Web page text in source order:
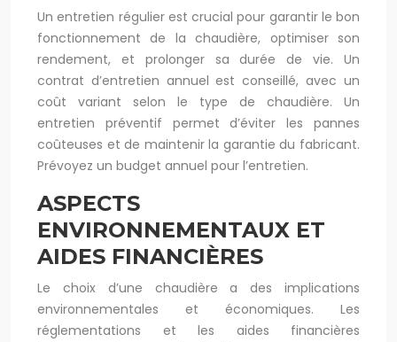
Un entretien régulier est crucial pour garantir le bon
fonctionnement de la chaudière, optimiser son
rendement, et prolonger sa durée de vie. Un
contrat d’entretien annuel est conseillé, avec un
coût variant selon le type de chaudière. Un
entretien préventif permet d’éviter les pannes
coûteuses et de maintenir la garantie du fabricant.
Prévoyez un budget annuel pour l’entretien.
ASPECTS
ENVIRONNEMENTAUX ET
AIDES FINANCIÈRES
Le choix d’une chaudière a des implications
environnementales et économiques. Les
réglementations et les aides financières